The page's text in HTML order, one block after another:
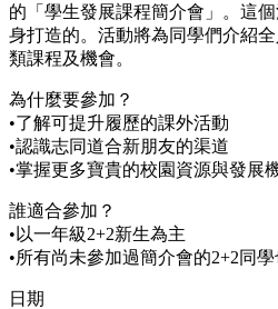
的「學生發展課程簡介會」。這
身打造的。活動將為同學們介紹
類課程及機會。
為什麼要參加？
•了解可提升履歷的課外活動
•認識志同道合新朋友的渠道
•掌握更多寶貴的校園資源與發展
誰適合參加？
•以一年級2+2新生為主
•所有尚未參加過簡介會的2+2同
日期